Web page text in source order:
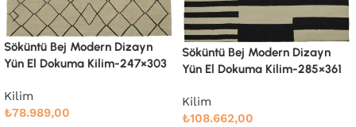
Söküntü Bej Modern Dizayn
Yün El Dokuma Kilim-285×361
Kilim
₺108.662,00
Söküntü Bej Modern Dizayn
Kilim